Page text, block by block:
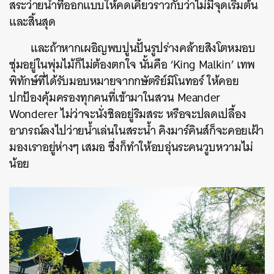
สระว่ายน้ำที่ออกแบบให้คดเคี้ยวราวกับว่าไม่มีจุดเริ่มต้น
และสิ้นสุด
และถ้าหากเผอิญพบปูนปั้นรูปร่างคล้ายสิงโตหมอบ
ซุ่มอยู่ในพุ่มไม้ก็ไม่ต้องตกใจ นั้นคือ ‘King Malkin’ เทพ
พิทักษ์ที่ได้รับมอบหมายจากกษัตริย์มิโนทอร์ ให้คอย
ปกป้องคุ้มครองทุกคนที่เข้ามาในสวน Meander
Wonderer ไม่ว่าจะนั่งชิลอยู่ริมสระ หรือจะปลดเปลื้อง
อาภรณ์ลงไปว่ายน้ำเล่นในสระน้ำ คิงมาร์คินส์ก็จะคอยเฝ้า
มองเราอยู่ห่างๆ เสมอ ซึ่งก็ทำให้อบอุ่นระคนวูบหวามไม่
น้อย